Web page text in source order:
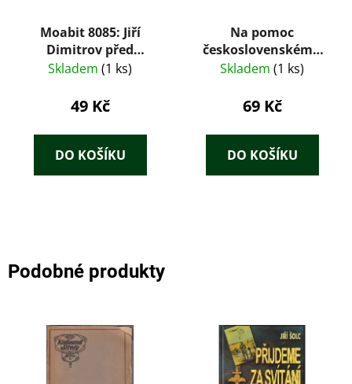
Moabit 8085: Jiří
Dimitrov před
Říšským soudem
Skladem (1 ks)
49 Kč
DO KOŠÍKU
Na pomoc
československému
lidu – Čestmír Amort
Skladem (1 ks)
69 Kč
DO KOŠÍKU
Podobné produkty